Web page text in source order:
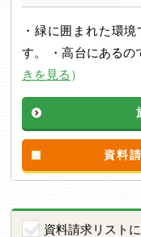
・緑に囲まれた環
す。 ・高台にあるの
きを見る ）
資料
資料請求リスト